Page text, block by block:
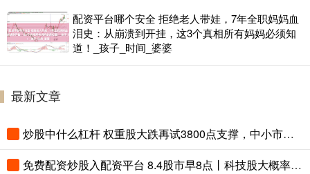
配资平台哪个安全 拒绝老人带娃，7年全职妈妈血
泪史：从崩溃到开挂，这3个真相所有妈妈必须知
道！_孩子_时间_婆婆
最新文章
炒股中什么杠杆 权重股大跌再试3800点支撑，中小市值股反弹悬殊涨多跌少
免费配资炒股入配资平台 8.4股市早8点丨科技股大概率“二次起跳！